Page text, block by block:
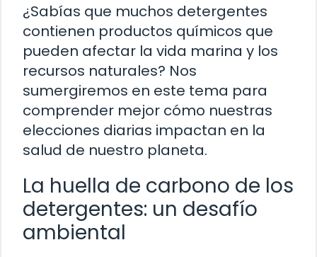
¿Sabías que muchos detergentes
contienen productos químicos que
pueden afectar la vida marina y los
recursos naturales? Nos
sumergiremos en este tema para
comprender mejor cómo nuestras
elecciones diarias impactan en la
salud de nuestro planeta.
La huella de carbono de los
detergentes: un desafío
ambiental